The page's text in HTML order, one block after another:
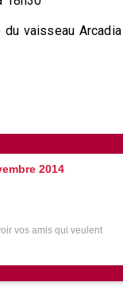
du vaisseau
2014
vos amis qui veulent